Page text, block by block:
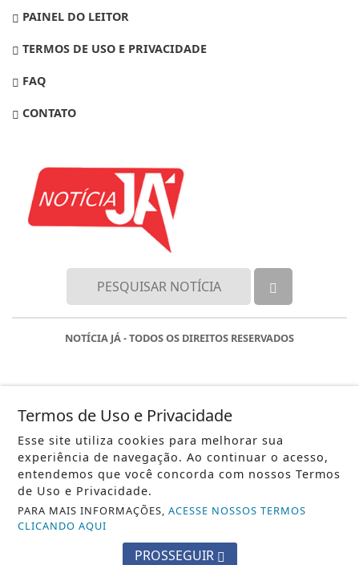
PAINEL DO LEITOR
TERMOS DE USO E PRIVACIDADE
FAQ
CONTATO
NOTÍCIA JÁ - TODOS OS DIREITOS RESERVADOS
Termos de Uso e Privacidade
Esse site utiliza cookies para melhorar sua
experiência de navegação. Ao continuar o acesso,
entendemos que você concorda com nossos Termos
de Uso e Privacidade.
PARA MAIS INFORMAÇÕES,ACESSE NOSSOS TERMOS
CLICANDO AQUI
PROSSEGUIR